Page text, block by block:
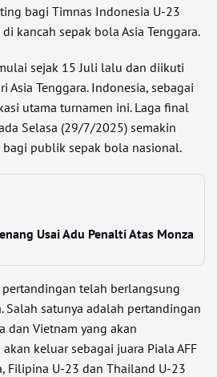
bagi Timnas Indonesia U-23
kancah sepak bola Asia Tenggara.
sejak 15 Juli lalu dan diikuti
Tenggara. Indonesia, sebagai
utama turnamen ini. Laga final
Selasa (29/7/2025) semakin
bagi publik sepak bola nasional.
Usai Adu Penalti Atas Monza
telah berlangsung
Salah satunya adalah pertandingan
dan Vietnam yang akan
keluar sebagai juara Piala AFF
Filipina U-23 dan Thailand U-23